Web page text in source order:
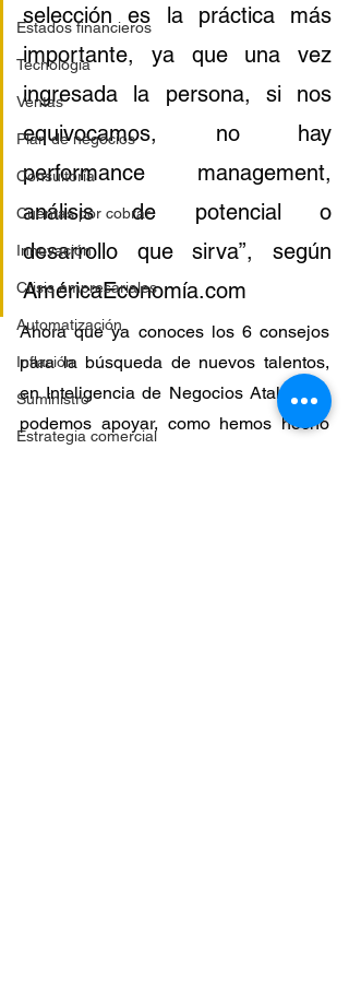
Estados financieros
Tecnología
Ventas
Plan de negocios
Consultoría
Cuentas por cobrar
Innovación
Crisis empresariales
Automatización
Inflación
Suministro
Estrategia comercial
selección es la práctica más
importante, ya que una vez
ingresada la persona, si nos
equivocamos, no hay
performance management,
análisis de potencial o
desarrollo que sirva”, según
AméricaEconomía.com
Ahora que ya conoces los 6 consejos
para la búsqueda de nuevos talentos,
en Inteligencia de Negocios Atalaya te
podemos apoyar, como hemos hecho